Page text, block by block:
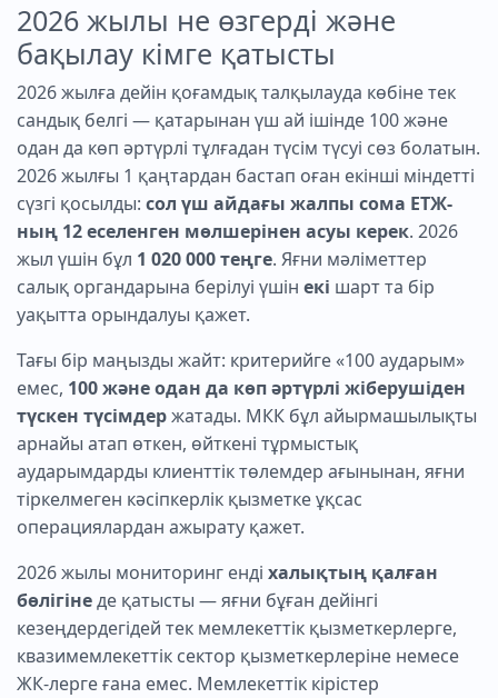
2026 жылы не өзгерді және
бақылау кімге қатысты
2026 жылға дейін қоғамдық талқылауда көбіне тек
сандық белгі — қатарынан үш ай ішінде 100 және
одан да көп әртүрлі тұлғадан түсім түсуі сөз болатын.
2026 жылғы 1 қаңтардан бастап оған екінші міндетті
сүзгі қосылды: сол үш айдағы жалпы сома ЕТЖ-
ның 12 еселенген мөлшерінен асуы керек. 2026
жыл үшін бұл 1 020 000 теңге. Яғни мәліметтер
салық органдарына берілуі үшін екі шарт та бір
уақытта орындалуы қажет.
Тағы бір маңызды жайт: критерийге «100 аударым»
емес, 100 және одан да көп әртүрлі жіберушіден
түскен түсімдержатады. МКК бұл айырмашылықты
арнайы атап өткен, өйткені тұрмыстық
аударымдарды клиенттік төлемдер ағынынан, яғни
тіркелмеген кәсіпкерлік қызметке ұқсас
операциялардан ажырату қажет.
2026 жылы мониторинг енді халықтың қалған
бөлігінеде қатысты — яғни бұған дейінгі
кезеңдердегідей тек мемлекеттік қызметкерлерге,
квазимемлекеттік сектор қызметкерлеріне немесе
ЖК-лерге ғана емес. Мемлекеттік кірістер